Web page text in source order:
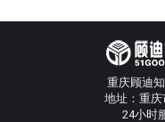
重庆顾迪
地址：重庆
24小时